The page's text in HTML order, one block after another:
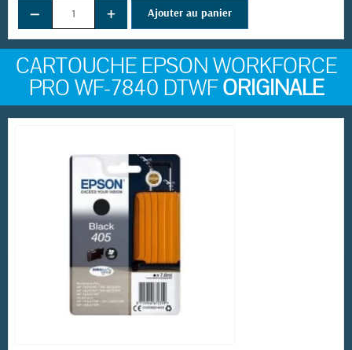
− + Ajouter au panier
CARTOUCHE EPSON WORKFORCE
PRO WF-7840 DTWFORIGINALE